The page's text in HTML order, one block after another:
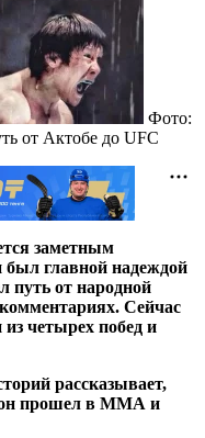
Фото:
от Актобе до UFC
заметным
был главной надеждой
путь от народной
Сейчас
четырех побед и
рассказывает,
он прошел в ММА и